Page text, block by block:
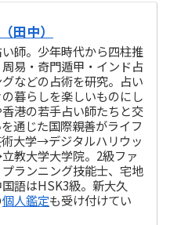
田中）
師。少年時代から四柱推
易・奇門遁甲・インド占
などの占術を研究。占い
暮らしを楽しいものにし
港の若手占い師たちと交
通じた国際親善がライフ
大学→デジタルハリウッ
教大学大学院。2級ファ
ランニング技能士、宅地
語はHSK3級。新大久
個人鑑定も受け付けてい